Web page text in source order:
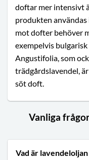
doftar mer intensivt
produkten användas
mot dofter behöver
exempelvis
Angustifolia, som
trädgårdslavendel,
söt doft.
Vanliga
Vad är